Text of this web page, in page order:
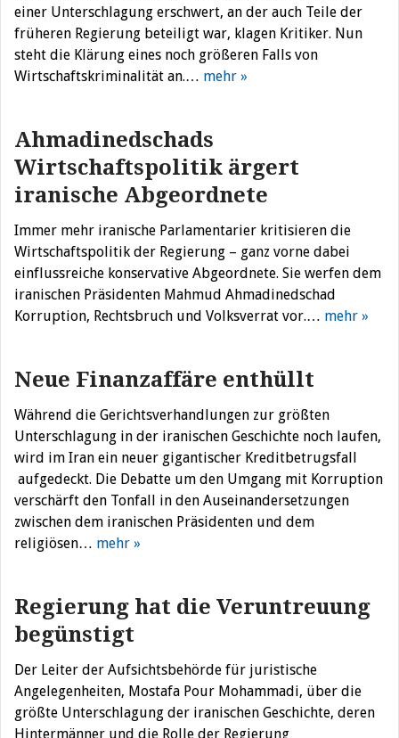
einer Unterschlagung erschwert, an der auch Teile der
früheren Regierung beteiligt war, klagen Kritiker. Nun
steht die Klärung eines noch größeren Falls von
Wirtschaftskriminalität an.… mehr »
Ahmadinedschads
Wirtschaftspolitik ärgert
iranische Abgeordnete
Immer mehr iranische Parlamentarier kritisieren die
Wirtschaftspolitik der Regierung – ganz vorne dabei
einflussreiche konservative Abgeordnete. Sie werfen dem
iranischen Präsidenten Mahmud Ahmadinedschad
Korruption, Rechtsbruch und Volksverrat vor.… mehr »
Neue Finanzaffäre enthüllt
Während die Gerichtsverhandlungen zur größten
Unterschlagung in der iranischen Geschichte noch laufen,
wird im Iran ein neuer gigantischer Kreditbetrugsfall
aufgedeckt. Die Debatte um den Umgang mit Korruption
verschärft den Tonfall in den Auseinandersetzungen
zwischen dem iranischen Präsidenten und dem
religiösen… mehr »
Regierung hat die Veruntreuung
begünstigt
Der Leiter der Aufsichtsbehörde für juristische
Angelegenheiten, Mostafa Pour Mohammadi, über die
größte Unterschlagung der iranischen Geschichte, deren
Hintermänner und die Rolle der Regierung